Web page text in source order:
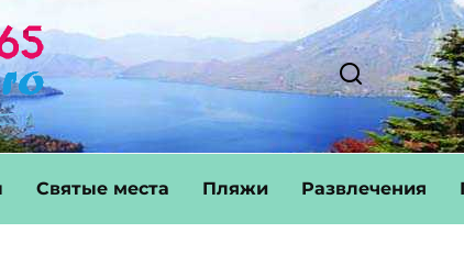
Святые места Пляжи Развлечения